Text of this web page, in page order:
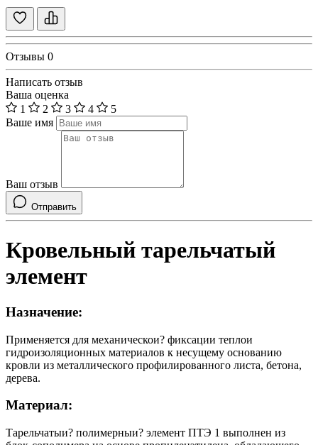
Отзывы 0
Написать отзыв
Ваша оценка
1
2 3 4
5
Ваше имя
Ваш отзыв
Отправить
Кровельный тарельчатый
элемент
Назначение:
Применяется для механическои? фиксации теплои
гидроизоляционных материалов к несущему основанию
кровли из металлического профилированного листа, бетона,
дерева.
Материал:
Тарельчатыи? полимерныи? элемент ПТЭ 1 выполнен из